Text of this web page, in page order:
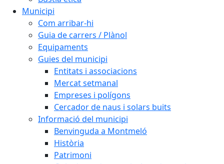
Municipi
Com arribar-hi
Guia de carrers / Plànol
Equipaments
Guies del municipi
Entitats i associacions
Mercat setmanal
Empreses i polígons
Cercador de naus i solars buits
Informació del municipi
Benvinguda a Montmeló
Història
Patrimoni